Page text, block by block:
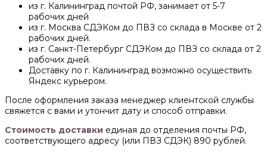
из г. Калининград почтой РФ, занимает от 5-7
рабочих дней
из г. Москва СДЭКом до ПВЗ со склада в Москве от 2
рабочих дней.
из г. Санкт-Петербург СДЭКом до ПВЗ со склада от 2
рабочих дней.
Доставку по г. Калининград возможно осуществить
Яндекс курьером.
После оформления заказа менеджер клиентской службы
свяжется с вами и утончит дату и способ отправки.
Стоимость доставки единая до отделения почты РФ,
соответствующего адресу (или ПВЗ СДЭК) 890 рублей.